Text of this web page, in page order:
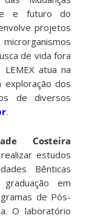
e futuro do
projetos
de vida fora
atua na
dos
de diversos
.
Costeira
estudos
Bênticas
em
de Pós-
O laboratório